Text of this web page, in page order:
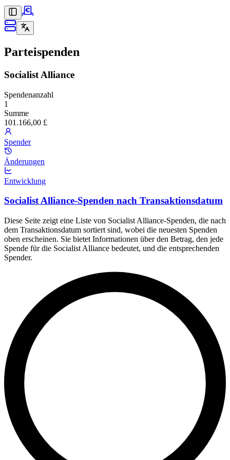
Parteispenden
Socialist Alliance
Spendenanzahl
1
Summe
101.166,00 £
Spender
Änderungen
Entwicklung
Socialist Alliance-Spenden nach Transaktionsdatum
Diese Seite zeigt eine Liste von Socialist Alliance-Spenden, die nach
dem Transaktionsdatum sortiert sind, wobei die neuesten Spenden
oben erscheinen. Sie bietet Informationen über den Betrag, den jede
Spende für die Socialist Alliance bedeutet, und die entsprechenden
Spender.